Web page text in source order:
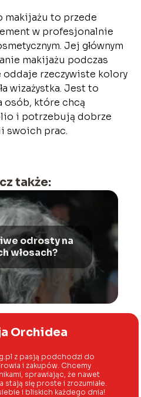
makijażu to przede
w profesjonalnie
Jej głównym
makijażu podczas
rzeczywiste kolory
wizażystka. Jest to
osób, które chcą
i potrzebują dobrze
swoich prac.
także:
odrosty na
włosach?
Orchidea
z pasją podchodzi do
i zakupów. Chcemy
sprawiając, że nawet
się proste i zrozumiałe.
i bliskich każdego dnia!